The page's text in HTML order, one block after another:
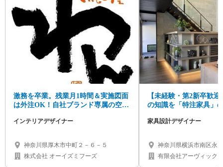
激務を卒業。残業月1時間＆実施図面
は外注OK！自社ブランド専属の空間
インテリアデザイナー
神奈川県厚木市中町２－６－５
株式会社 オーイズミフーズ
【未経験・第2新卒歓
の知識を「特注家具」
モート相談可
家具設計デザイナー
神奈川県横浜市南区永
「井土ヶ谷駅」徒歩2分
有限会社アーヴィック